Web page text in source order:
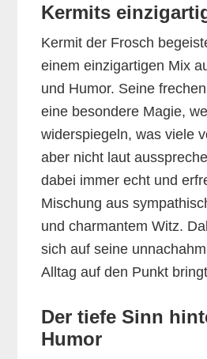
Kermits
Kermit der Frosch
einem einzigartigen Mix
und Humor. Seine
eine besondere Magie,
widerspiegeln, was viele
aber nicht laut
dabei immer echt und
Mischung aus
und charmantem Witz.
sich auf seine
Alltag auf den Punkt
Der tiefe Sinn
Humor